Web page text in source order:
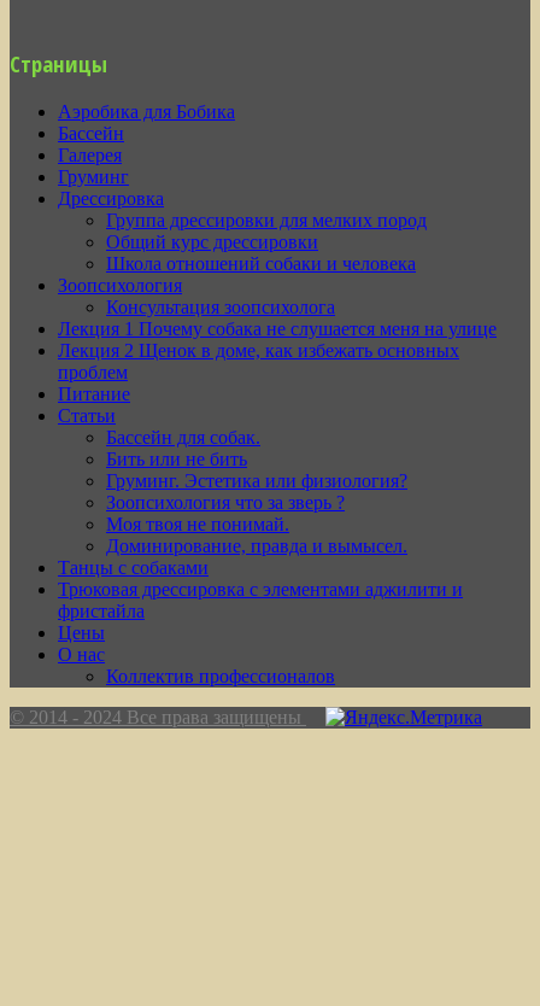
Страницы
Аэробика для Бобика
Бассейн
Галерея
Груминг
Дрессировка
Группа дрессировки для мелких пород
Общий курс дрессировки
Школа отношений собаки и человека
Зоопсихология
Консультация зоопсихолога
Лекция 1 Почему собака не слушается меня на улице
Лекция 2 Щенок в доме, как избежать основных
проблем
Питание
Статьи
Бассейн для собак.
Бить или не бить
Груминг. Эстетика или физиология?
Зоопсихология что за зверь ?
Моя твоя не понимай.
Доминирование, правда и вымысел.
Танцы с собаками
Трюковая дрессировка с элементами аджилити и
фристайла
Цены
О нас
Коллектив профессионалов
© 2014 - 2024 Все права защищены